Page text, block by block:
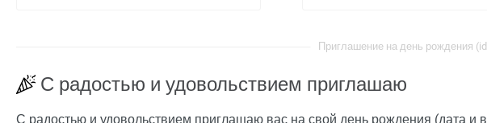
Приглашение на день рождения
С радостью и удовольствием приглашаю
С радостью и удовольствием приглашаю вас на свой день рождения (дата и